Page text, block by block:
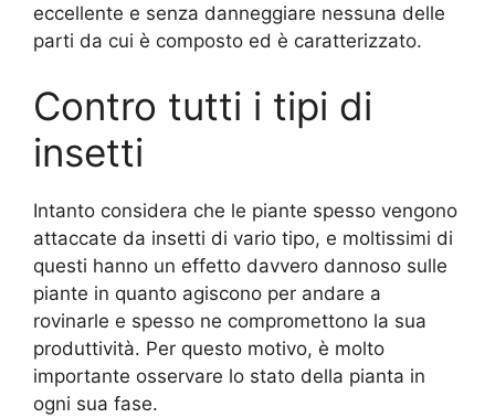
eccellente e senza danneggiare nessuna delle
parti da cui è composto ed è caratterizzato.
Contro tutti i tipi di
insetti
Intanto considera che le piante spesso vengono
attaccate da insetti di vario tipo, e moltissimi di
questi hanno un effetto davvero dannoso sulle
piante in quanto agiscono per andare a
rovinarle e spesso ne compromettono la sua
produttività. Per questo motivo, è molto
importante osservare lo stato della pianta in
ogni sua fase.